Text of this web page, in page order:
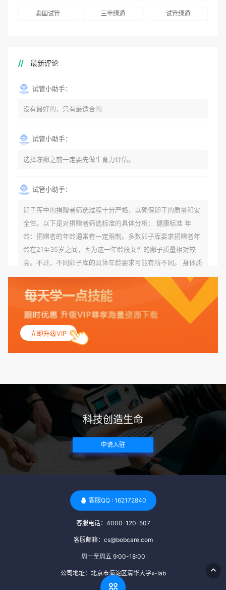
泰国试管 三甲绿通 试管绿通
最新评论
试管小助手：
没有最好的，只有最适合的
试管小助手：
选择冻卵之前一定要先做生育力评估。
试管小助手：
卵子库中的捐赠者筛选过程十分严格，以确保卵子的质量和安
全性。以下是对捐赠者筛选标准的具体分析： 健康标准 年
龄：捐赠者的年龄通常有一定限制。多数卵子库要求捐赠者年
龄在21至35岁之间，因为这一年龄段女性的卵子质量相对较
高。不过，不同卵子库的具体年龄要求可能有所不同。 身体质
量指数（BMI）：捐赠者的BMI通常需要在正常范围内，以确
保其身体健康状况良好。过高的BMI可能与多种健康问题相关
联，包括不孕症和妊娠并发症。 生殖健康：捐赠者需要有规律
的月经期，无生殖障碍或异常问题。此外，还需要进行详细的
妇科检查，以确保其生殖系统的健康。 遗传病史与家族病史：
捐赠者及其家庭成员需要无严重的遗传病史、精神病史和传染
病史。这通常需要通过基因检测、家族史调查和医疗记录审查
带任何可传染给受卵者的病原体。 药物与生活习惯：捐赠者需
要是非尼古丁使用者、非吸烟者、非吸毒者，并且未使用可能
影响卵子质量的药物，如某些精神药物和避孕植入物。 学历与
心理标准 学历要求：部分卵子库对捐赠者的学历有一定要求，
但这并非普遍标准。一些卵子库可能更倾向于选择受过高等教
育的女性作为捐赠者，但这并不是绝对的筛选条件。 心理状态
评估：捐赠者需要进行心理状态评估，以确定其对捐赠过程的
于确保捐赠者在捐赠过程中保持积极的心态，并理解其捐赠行
为的意义。 其他标准 责任心与沟通能力：由于捐卵过程的时
间不确定性，捐赠者需要有责任心，善于沟通，并尊重预约和
时间表。这有助于确保捐赠周期的顺利进行，并保障受卵者的
明等材料，并接受卵子库的全面审查和评估。 综上所述，卵子
立即升级VIP
科技创造生命
申请入驻
客服QQ : 162172840
客服电话：4000-120-507
客服邮箱：cs@bobcare.com
周一至周五 9:00-18:00
公司地址：北京市海淀区清华大学x-lab